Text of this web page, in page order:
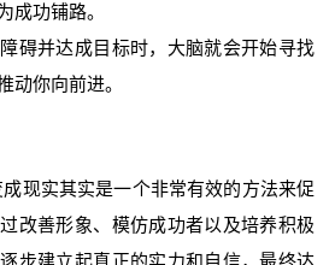
成功铺路。
碍并达成目标时，大脑就会开始寻找
动你向前进。
现实其实是一个非常有效的方法来促
改善形象、模仿成功者以及培养积极
步建立起真正的实力和自信，最终达